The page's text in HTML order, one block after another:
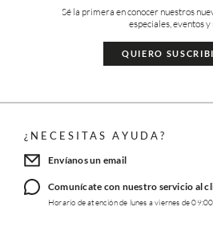
Sé la primera en conocer nuestros
especiales, eventos y
QUIERO
¿NECESITAS AYUDA?
Envíanos un email
Comunícate con nuestro servicio al
Horario de atención de lunes a viernes de